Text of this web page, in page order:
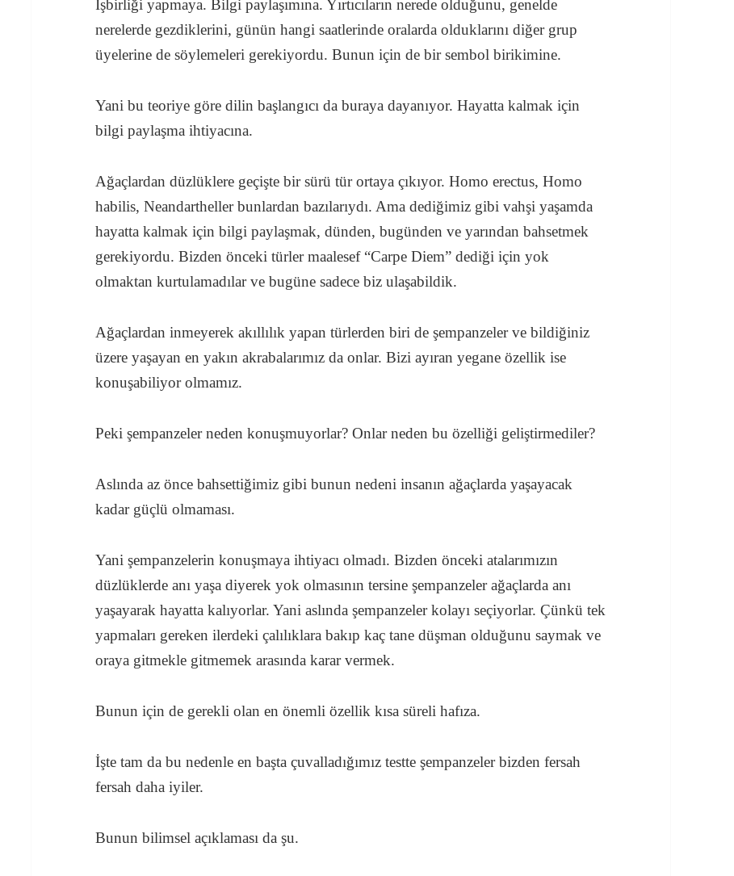
İşbirliği yapmaya. Bilgi paylaşımına. Yırtıcıların nerede olduğunu, genelde
nerelerde gezdiklerini, günün hangi saatlerinde oralarda olduklarını diğer grup
üyelerine de söylemeleri gerekiyordu. Bunun için de bir sembol birikimine.
Yani bu teoriye göre dilin başlangıcı da buraya dayanıyor. Hayatta kalmak için
bilgi paylaşma ihtiyacına.
Ağaçlardan düzlüklere geçişte bir sürü tür ortaya çıkıyor. Homo erectus, Homo
habilis, Neandartheller bunlardan bazılarıydı. Ama dediğimiz gibi vahşi yaşamda
hayatta kalmak için bilgi paylaşmak, dünden, bugünden ve yarından bahsetmek
gerekiyordu. Bizden önceki türler maalesef “Carpe Diem” dediği için yok
olmaktan kurtulamadılar ve bugüne sadece biz ulaşabildik.
Ağaçlardan inmeyerek akıllılık yapan türlerden biri de şempanzeler ve bildiğiniz
üzere yaşayan en yakın akrabalarımız da onlar. Bizi ayıran yegane özellik ise
konuşabiliyor olmamız.
Peki şempanzeler neden konuşmuyorlar? Onlar neden bu özelliği geliştirmediler?
Aslında az önce bahsettiğimiz gibi bunun nedeni insanın ağaçlarda yaşayacak
kadar güçlü olmaması.
Yani şempanzelerin konuşmaya ihtiyacı olmadı. Bizden önceki atalarımızın
düzlüklerde anı yaşa diyerek yok olmasının tersine şempanzeler ağaçlarda anı
yaşayarak hayatta kalıyorlar. Yani aslında şempanzeler kolayı seçiyorlar. Çünkü tek
yapmaları gereken ilerdeki çalılıklara bakıp kaç tane düşman olduğunu saymak ve
oraya gitmekle gitmemek arasında karar vermek.
Bunun için de gerekli olan en önemli özellik kısa süreli hafıza.
İşte tam da bu nedenle en başta çuvalladığımız testte şempanzeler bizden fersah
fersah daha iyiler.
Bunun bilimsel açıklaması da şu.